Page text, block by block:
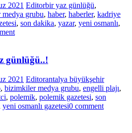
2021 Editorbir yaz günlüğü,
grubu, haber, haberler, kadriye
, son dakika, yazar, yeni osmanlı,
günlüğü..!
2021 Editorantalya büyükşehir
, bizimkiler medya grubu, engelli plajı,
, polemik, polemik gazetesi, son
yeni osmanlı gazetesi0 comment